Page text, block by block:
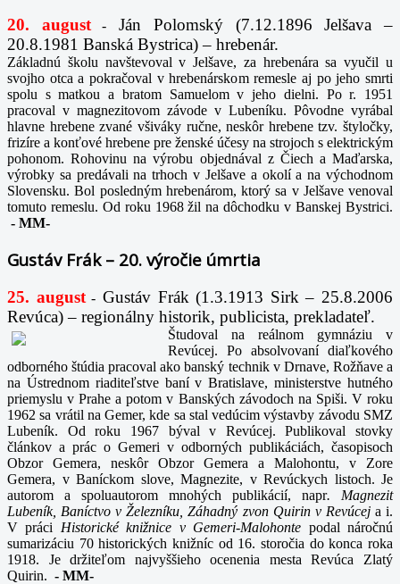
20. august-
Ján Polomský (7.12.1896 Jelšava –
20.8.1981 Banská Bystrica) – hrebenár.
Základnú školu navštevoval v Jelšave, za hrebenára sa vyučil u
svojho otca a pokračoval v hrebenárskom remesle aj po jeho smrti
spolu s matkou a bratom Samuelom v jeho dielni. Po r. 1951
pracoval v magnezitovom závode v Lubeníku. Pôvodne vyrábal
hlavne hrebene zvané všiváky ručne, neskôr hrebene tzv. štyločky,
frizíre a konťové hrebene pre ženské účesy na strojoch s elektrickým
pohonom. Rohovinu na výrobu objednával z Čiech a Maďarska,
výrobky sa predávali na trhoch v Jelšave a okolí a na východnom
Slovensku. Bol posledným hrebenárom, ktorý sa v Jelšave venoval
tomuto remeslu. Od roku 1968 žil na dôchodku v Banskej Bystrici.
- MM-
Gustáv Frák – 20. výročie úmrtia
25. august- Gustáv Frák (1.3.1913 Sirk – 25.8.2006
Revúca) – regionálny historik, publicista, prekladateľ.
Študoval na reálnom gymnáziu v
Revúcej. Po absolvovaní diaľkového
odborného štúdia pracoval ako banský technik v Drnave, Rožňave a
na Ústrednom riaditeľstve baní v Bratislave, ministerstve hutného
priemyslu v Prahe a potom v Banských závodoch na Spiši. V roku
1962 sa vrátil na Gemer, kde sa stal vedúcim výstavby závodu SMZ
Lubeník. Od roku 1967 býval v Revúcej. Publikoval stovky
článkov a prác o Gemeri v odborných publikáciách, časopisoch
Obzor Gemera, neskôr Obzor Gemera a Malohontu, v Zore
Gemera, v Baníckom slove, Magnezite, v Revúckych listoch. Je
autorom a spoluautorom mnohých publikácií, napr. Magnezit
Lubeník, Baníctvo v Železníku, Záhadný zvon Quirin v Revúcej a i.
V práci Historické knižnice v Gemeri-Malohonte podal náročnú
sumarizáciu 70 historických knižníc od 16. storočia do konca roka
1918. Je držiteľom najvyššieho ocenenia mesta Revúca Zlatý
Quirin. - MM-